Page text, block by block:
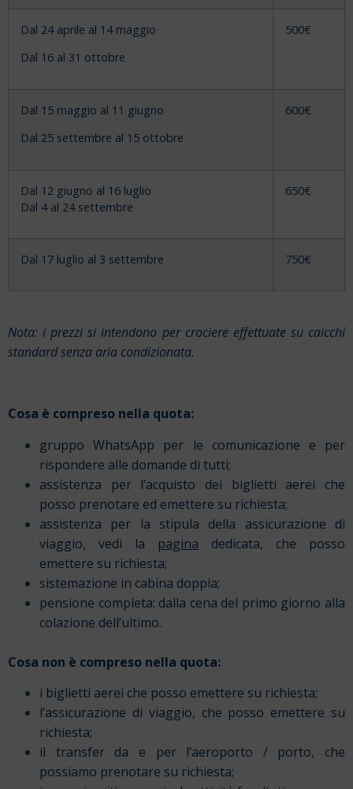
Dal 24 aprile al 14 maggio
Dal 16 al 31 ottobre
500€
Dal 15 maggio al 11 giugno
Dal 25 settembre al 15 ottobre
600€
Dal 12 giugno al 16 luglio
Dal 4 al 24 settembre
650€
Dal 17 luglio al 3 settembre 750€
Nota: i prezzi si intendono per crociere effettuate su caicchi
standard senza aria condizionata.
Cosa è compreso nella quota:
gruppo WhatsApp per le comunicazione e per
rispondere alle domande di tutti;
assistenza per l’acquisto dei biglietti aerei che
posso prenotare ed emettere su richiesta;
assistenza per la stipula della assicurazione di
viaggio, vedi la pagina dedicata, che posso
emettere su richiesta;
sistemazione in cabina doppia;
pensione completa: dalla cena del primo giorno alla
colazione dell’ultimo.
Cosa non è compreso nella quota:
i biglietti aerei che posso emettere su richiesta;
l’assicurazione di viaggio, che posso emettere su
richiesta;
il transfer da e per l’aeroporto / porto, che
possiamo prenotare su richiesta;